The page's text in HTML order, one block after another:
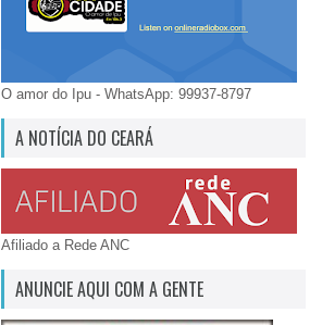
O amor do Ipu - WhatsApp: 99937-8797
A NOTÍCIA DO CEARÁ
Afiliado a Rede ANC
ANUNCIE AQUI COM A GENTE